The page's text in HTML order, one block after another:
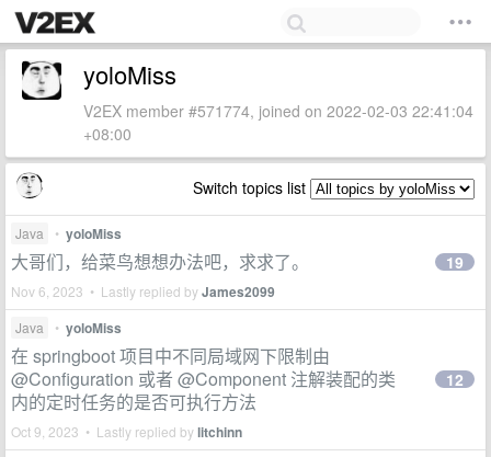
yoloMiss
V2EX member #571774, joined on 2022-02-03 22:41:04
+08:00
Switch topics list
Java • yoloMiss
大哥们，给菜鸟想想办法吧，求求了。
Nov 6, 2023 • Lastly replied byJames2099
19
Java • yoloMiss
在 springboot 项目中不同局域网下限制由
@Configuration 或者 @Component 注解装配的类
内的定时任务的是否可执行方法
Oct 9, 2023 • Lastly replied bylitchinn
12